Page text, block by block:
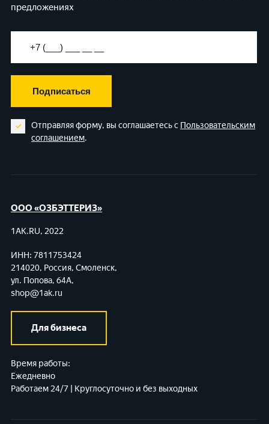
предложениях
Подписаться
Отправляя форму, вы соглашаетесь с Пользовательским
соглашением.
ООО «ОЗБЭТТЕРИЗ»
1AK.RU, 2022
ИНН: 7811753424
214020, Россия, Смоленск,
ул. Попова, 64А,
shop@1ak.ru
Для бизнеса
Время работы:
Ежедневно
Работаем 24/7 | Круглосуточно и без выходных